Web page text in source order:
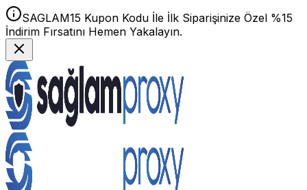
SAGLAM15 Kupon Kodu İle İlk Siparişinize Özel %15
İndirim Fırsatını Hemen Yakalayın.